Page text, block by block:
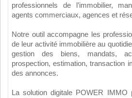
professionnels de l’immobilier,
agents commerciaux, agences et
Notre outil accompagne les
de leur activité immobilière au
gestion des biens, mandats,
prospection, estimation, transaction
des annonces.
La solution digitale POWER